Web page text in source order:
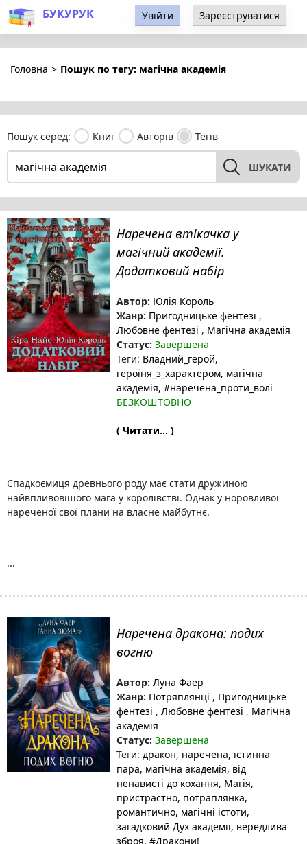
БУКУРУК Увійти Зареєструватися
Головна > Пошук по тегу: магічна академія
Пошук серед: Книг Авторів Тегів
ШУКАТИ
Наречена втікачка у
магічний академії.
Додатковий набір
Автор: Юлія Король
Жанр: Пригодницьке фентезі ,
Любовне фентезі , Магічна академія
Статус: Завершена
Теги: Владний_герой,
героїня_з_характером, магічна
академія, #наречена_проти_волі
БЕЗКОШТОВНО
( Читати... )
Спадкоємиця древнього роду має стати дружиною
найвпливовішого мага у королівстві. Однак у норовливої
нареченої свої плани на власне майбутнє.
...
Наречена дракона: подих
вогню
Автор: Луна Фаер
Жанр: Потряплянці , Пригодницьке
фентезі , Любовне фентезі , Магічна
академія
Статус: Завершена
Теги: дракон, наречена, істинна
пара, магічна академія, від
ненависті до кохання, Магія,
пристрастно, потраплянка,
романтично, магічні істоти,
загадковий Дух академії, вередлива
зброя, #Дракони!